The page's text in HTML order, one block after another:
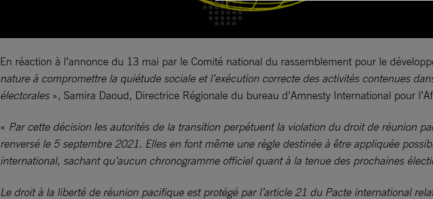
En réaction à l’annonce du 13 mai par le Comité national du rassemblement pour le
nature à compromettre la quiétude sociale et l’exécution correcte des activités contenues
électorales», Samira Daoud, Directrice Régionale du bureau d’Amnesty International pour
« Par cette décision les autorités de la transition perpétuent la violation du droit de réunion
renversé le 5 septembre 2021. Elles en font même une règle destinée à être appliquée
international, sachant qu’aucun chronogramme officiel quant à la tenue des prochaines
Le droit à la liberté de réunion pacifique est protégé par l’article 21 du Pacte international